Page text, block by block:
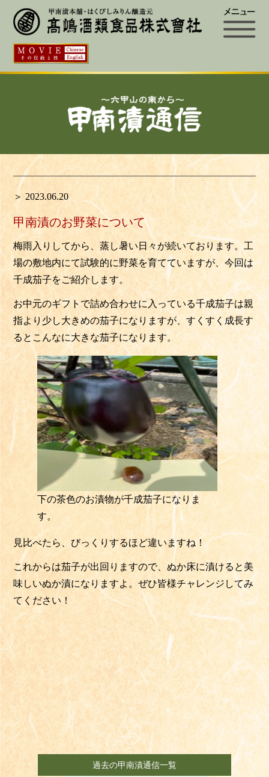
＞ 2023.06.20
甲南漬のお野菜について
梅雨入りしてから、蒸し暑い日々が続いております。工
場の敷地内にて試験的に野菜を育てていますが、今回は
千成茄子をご紹介します。
お中元のギフトで詰め合わせに入っている千成茄子は親
指より少し大きめの茄子になりますが、すくすく成長す
るとこんなに大きな茄子になります。
下の茶色のお漬物が千成茄子になりま
す。
見比べたら、びっくりするほど違いますね！
これからは茄子が出回りますので、ぬか床に漬けると美
味しいぬか漬になりますよ。ぜひ皆様チャレンジしてみ
てください！
過去の甲南漬通信一覧